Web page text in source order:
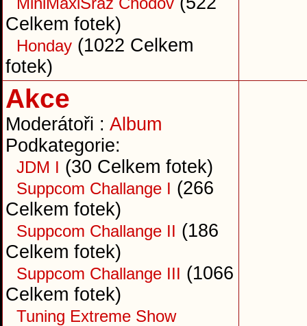
Celkem fotek)
Honday (1022 Celkem
fotek)
Akce
Moderátoři : Album
Podkategorie:
JDM I (30 Celkem fotek)
Suppcom Challange I (266
Celkem fotek)
Suppcom Challange II (186
Celkem fotek)
Suppcom Challange III (1066
Celkem fotek)
Tuning Extreme Show